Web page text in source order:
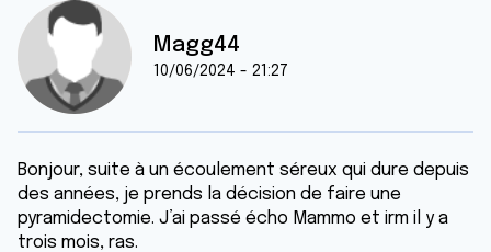
Magg44
10/06/2024 - 21:27
Bonjour, suite à un écoulement séreux qui dure depuis
des années, je prends la décision de faire une
pyramidectomie. J’ai passé écho Mammo et irm il y a
trois mois, ras.